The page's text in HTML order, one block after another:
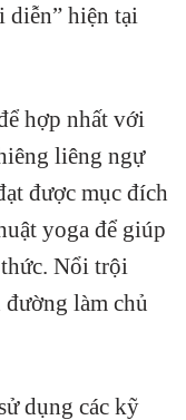
diễn” hiện tại
hợp nhất với
liêng ngự
được mục đích
yoga để giúp
Nổi trội
làm chủ
dụng các kỹ